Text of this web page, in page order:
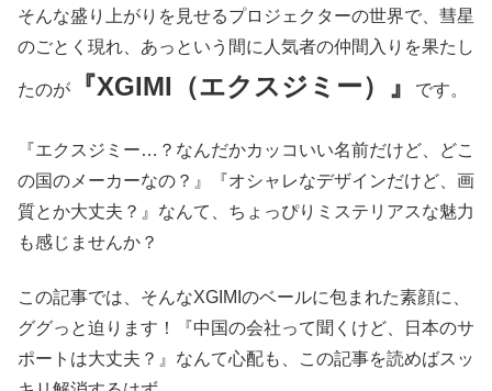
そんな盛り上がりを見せるプロジェクターの世界で、彗星
のごとく現れ、あっという間に人気者の仲間入りを果たし
たのが 『XGIMI（エクスジミー）』 です。
『エクスジミー…？なんだかカッコいい名前だけど、どこ
の国のメーカーなの？』『オシャレなデザインだけど、画
質とか大丈夫？』なんて、ちょっぴりミステリアスな魅力
も感じませんか？
この記事では、そんなXGIMIのベールに包まれた素顔に、
ググっと迫ります！『中国の会社って聞くけど、日本のサ
ポートは大丈夫？』なんて心配も、この記事を読めばスッ